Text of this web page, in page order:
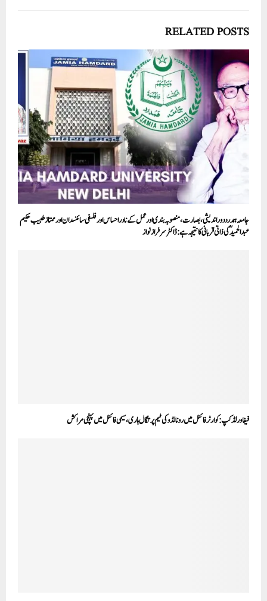
RELATED POSTS
جامعہ ہمدرد دور اندیشی، بصارت، منصوبہ بندی اور عمل کے نادر احساس اور فلسفی سائنسدان اور ممتاز طبیب حکیم
عبدالحمید ؒکی ذاتی قربانی کا نتیجہ ہے: ڈاکٹر سرفراز نواز
فیفا ورلڈکپ :کوارٹر فائنل میں رونالڈو کی ٹیم پرتگال ہاری، سیمی فائنل میں پہنچی مراکش